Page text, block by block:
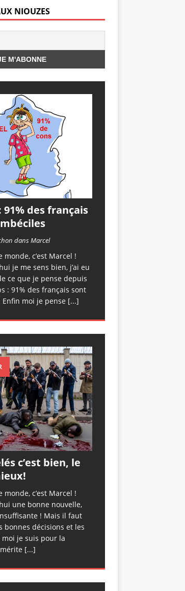
NIOUZES
91% des français
dans Marcel
c’est Marcel !
je me sens bien, j’ai eu
ce que je pense depuis
: 91% des français sont
moi je pense [...]
c’est bien, le
c’est Marcel !
une bonne nouvelle,
! Mais il faut
bonnes décisions et les
moi je suis pour la
[...]